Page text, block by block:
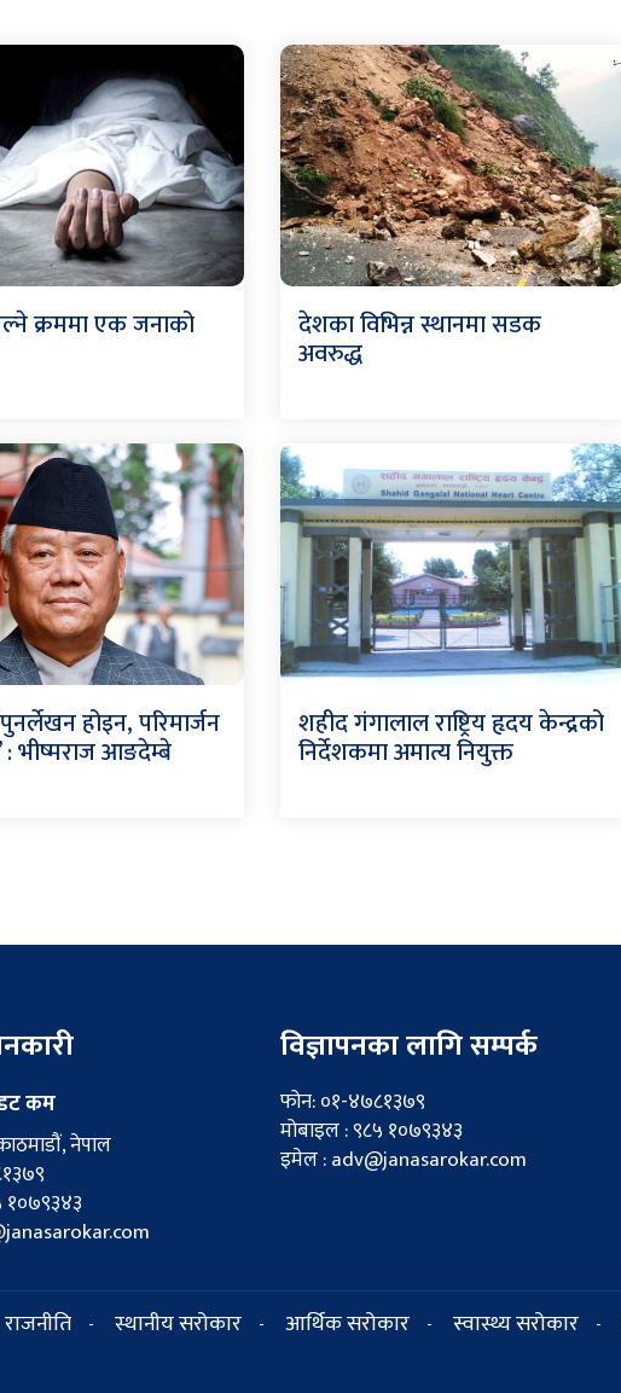
क्रममा एक जनाको देशका विभिन्न स्थानमा सडक
अवरुद्ध
होइन, परिमार्जन
भीष्मराज आङदेम्बे
शहीद गंगालाल राष्ट्रिय हृदय केन्द्रको
निर्देशकमा अमात्य नियुक्त
कम
नेपाल
१०७९३४३
विज्ञापनका लागि सम्पर्क
फोन: ०१-४७८१३७९
मोबाइल : ९८५ १०७९३४३
इमेल : adv@janasarokar.com
राजनीति - स्थानीय सरोकार - आर्थिक सरोकार - स्वास्थ्य सरोकार -